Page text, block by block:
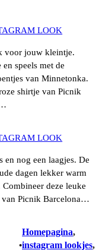
LOOK
voor jouw kleintje.
speels met de
van Minnetonka.
shirtje van Picnik
LOOK
en nog een laagjes. De
dagen lekker warm
deze leuke
Picnik Barcelona…
•
Homepagina
instagram lookjes